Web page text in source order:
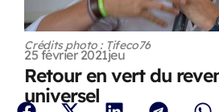
Crédits photo : Tifeco76
25 février 2021jeu
Retour en vert du
universel